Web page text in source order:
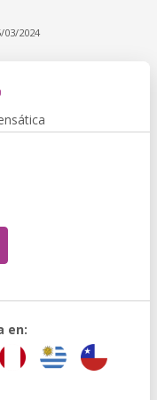
2024
en: